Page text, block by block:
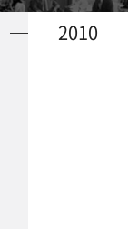
2010